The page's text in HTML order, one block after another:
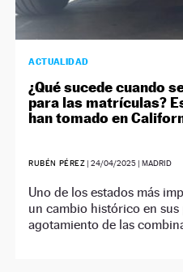
ACTUALIDAD
¿Qué sucede cuando
para las matrículas?
han tomado en
RUBÉN PÉREZ |24/04/2025 | MADRID
Uno de los estados más
un cambio histórico en
agotamiento de las